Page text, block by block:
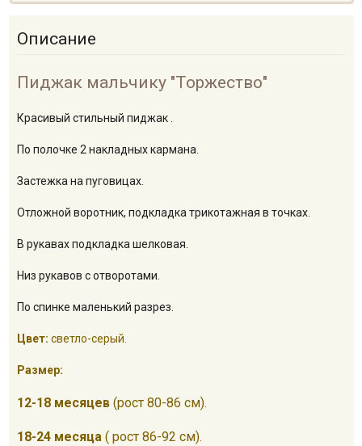
Описание
Пиджак мальчику "Торжество"
Красивый стильный пиджак .
По полочке 2 накладных кармана.
Застежка на пуговицах.
Отложной воротник, подкладка трикотажная в точках.
В рукавах подкладка шелковая.
Низ рукавов с отворотами.
По спинке маленький разрез.
Цвет: светло-серый.
Размер:
12-18 месяцев (рост 80-86 см).
18-24 месяца ( рост 86-92 см).